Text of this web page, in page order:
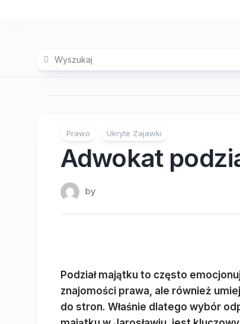
Prawo Ukryte Zajawki
Adwokat
by
Podział majątku to często
znajomości prawa, ale również
do stron. Właśnie dlatego wybór